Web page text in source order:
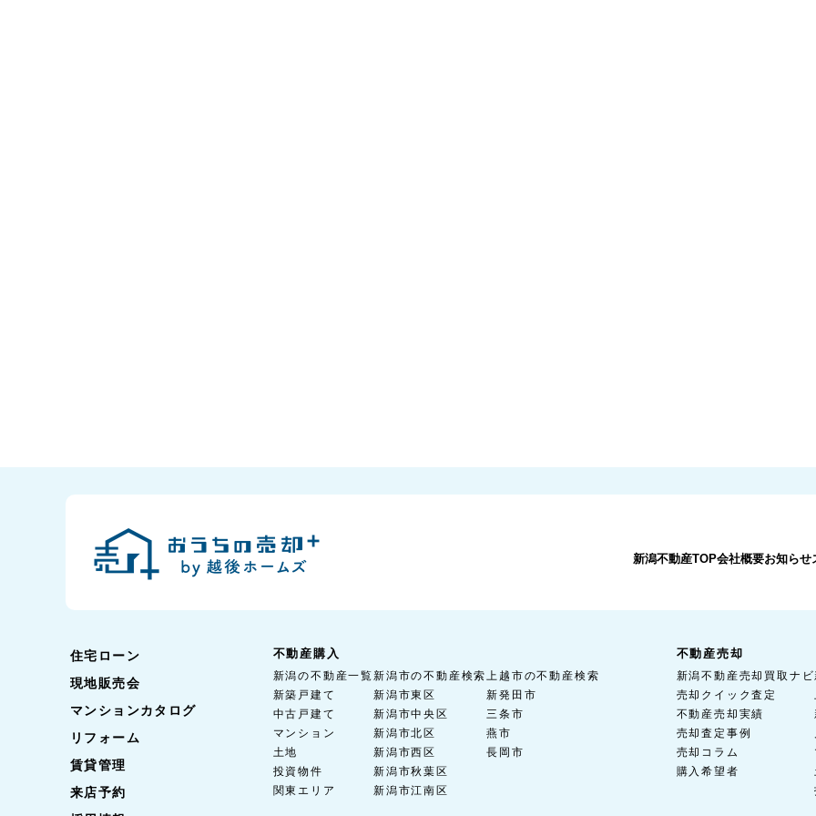
新潟不動産TOP会社概要お知らせ
住宅ローン
現地販売会
マンションカタログ
リフォーム
賃貸管理
来店予約
不動産購入
新潟の不動産一覧
新築戸建て
中古戸建て
マンション
土地
投資物件
関東エリア
新潟市の不動産検索
新潟市東区
新潟市中央区
新潟市北区
新潟市西区
新潟市秋葉区
新潟市江南区
上越市の不動産検索
新発田市
三条市
燕市
長岡市
不動産売却
新潟不動産売却買取ナビ
売却クイック査定
不動産売却実績
売却査定事例
売却コラム
購入希望者